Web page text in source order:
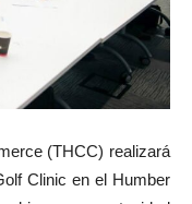
(THCC) realizará
Clinic en el Humber